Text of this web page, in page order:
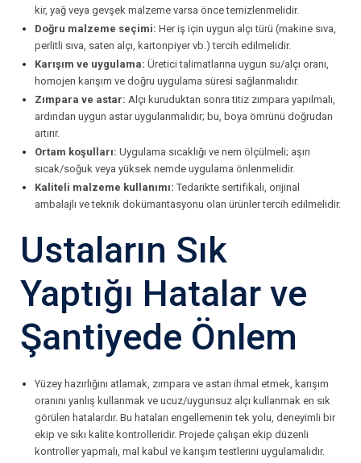
kir, yağ veya gevşek malzeme varsa önce temizlenmelidir.
Doğru malzeme seçimi: Her iş için uygun alçı türü (makine sıva,
perlitli sıva, saten alçı, kartonpiyer vb.) tercih edilmelidir.
Karışım ve uygulama: Üretici talimatlarına uygun su/alçı oranı,
homojen karışım ve doğru uygulama süresi sağlanmalıdır.
Zımpara ve astar: Alçı kuruduktan sonra titiz zımpara yapılmalı,
ardından uygun astar uygulanmalıdır; bu, boya ömrünü doğrudan
artırır.
Ortam koşulları: Uygulama sıcaklığı ve nem ölçülmeli; aşırı
sıcak/soğuk veya yüksek nemde uygulama önlenmelidir.
Kaliteli malzeme kullanımı: Tedarikte sertifikalı, orijinal
ambalajlı ve teknik dokümantasyonu olan ürünler tercih edilmelidir.
Ustaların Sık
Yaptığı Hatalar ve
Şantiyede Önlem
Yüzey hazırlığını atlamak, zımpara ve astarı ihmal etmek, karışım
oranını yanlış kullanmak ve ucuz/uygunsuz alçı kullanmak en sık
görülen hatalardır. Bu hataları engellemenin tek yolu, deneyimli bir
ekip ve sıkı kalite kontrolleridir. Projede çalışan ekip düzenli
kontroller yapmalı, mal kabul ve karışım testlerini uygulamalıdır.